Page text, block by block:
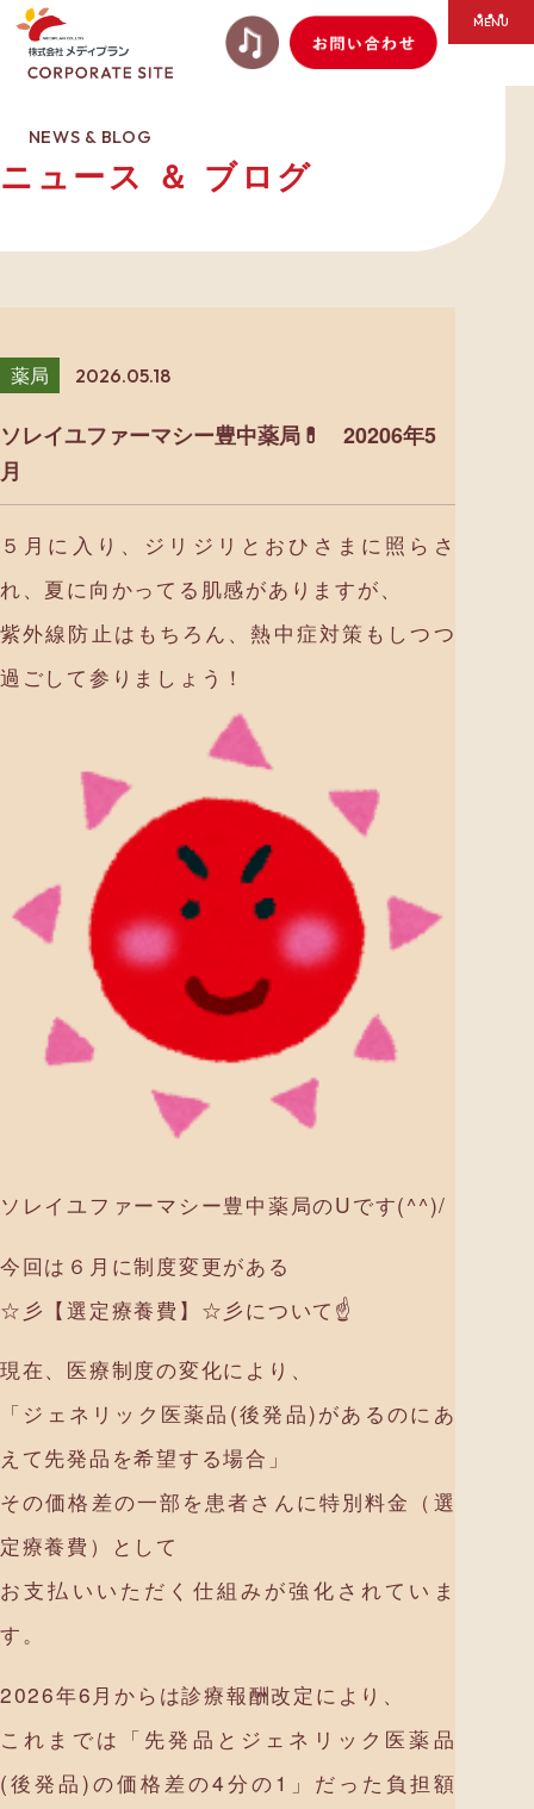
NEWS & BLOG
ニュース ＆ ブログ
薬局 2026.05.18
ソレイユファーマシー豊中薬局💊 20206年5
月
５月に入り、ジリジリとおひさまに照らさ
れ、夏に向かってる肌感がありますが、
紫外線防止はもちろん、熱中症対策もしつつ
過ごして参りましょう！
ソレイユファーマシー豊中薬局のUです(^^)/
今回は６月に制度変更がある
☆彡【選定療養費】☆彡について☝
現在、医療制度の変化により、
「ジェネリック医薬品(後発品)があるのにあ
えて先発品を希望する場合」
その価格差の一部を患者さんに特別料金（選
定療養費）として
お支払いいただく仕組みが強化されていま
す。
2026年6月からは診療報酬改定により、
これまでは「先発品とジェネリック医薬品
(後発品)の価格差の4分の1」だった負担額